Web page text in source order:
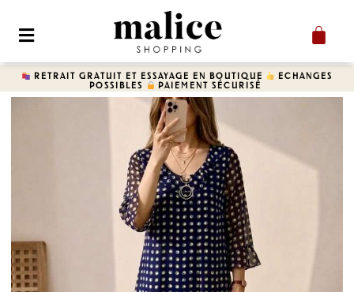
RETRAIT GRATUIT ET ESSAYAGE EN BOUTIQUE
ECHANGES
POSSIBLES
​ PAIEMENT SÉCURISÉ